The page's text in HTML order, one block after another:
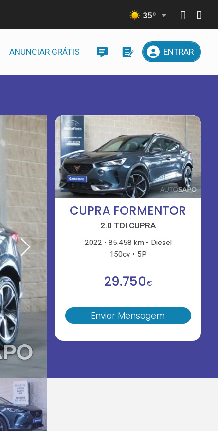
35º
ANUNCIAR GRÁTIS ENTRAR
CUPRA FORMENTOR
2.0 TDI CUPRA
2022 85.458 km
Diesel
150cv
5P
29.750€
Enviar Mensagem